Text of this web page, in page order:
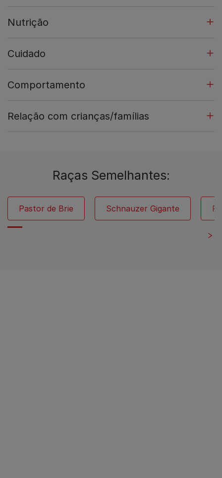
Nutrição
Cuidado
Comportamento
Relação com crianças/famílias
Raças Semelhantes:
Pastor de Brie Schnauzer Gigante